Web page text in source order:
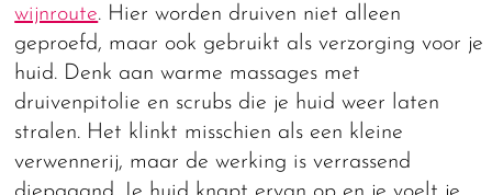
wijnroute. Hier worden druiven niet alleen
geproefd, maar ook gebruikt als verzorging voor je
huid. Denk aan warme massages met
druivenpitolie en scrubs die je huid weer laten
stralen. Het klinkt misschien als een kleine
verwennerij, maar de werking is verrassend